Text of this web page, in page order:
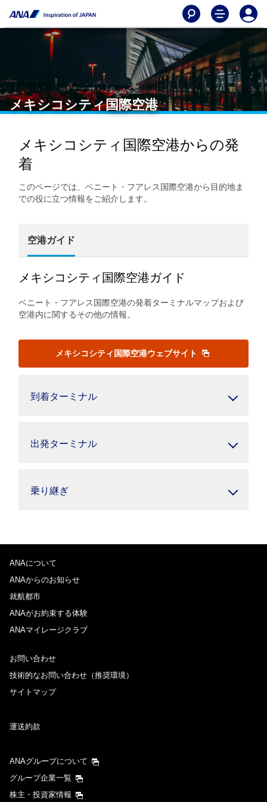
メキシコシティ国際空港
メキシコシティ国際空港からの発
着
このページでは、ベニート・フアレス国際空港から目的地ま
での役に立つ情報をご紹介します。
空港ガイド
メキシコシティ国際空港ガイド
ベニート・フアレス国際空港の発着ターミナルマップおよび
空港内に関するその他の情報。
メキシコシティ国際空港ウェブサイト
到着ターミナル
出発ターミナル
乗り継ぎ
ANAについて
ANAからのお知らせ
就航都市
ANAがお約束する体験
ANAマイレージクラブ
お問い合わせ
技術的なお問い合わせ（推奨環境）
サイトマップ
運送約款
ANAグループについて
グループ企業一覧
株主・投資家情報